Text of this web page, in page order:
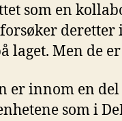
som en
deretter
laget. Men de
er innom en del
som i